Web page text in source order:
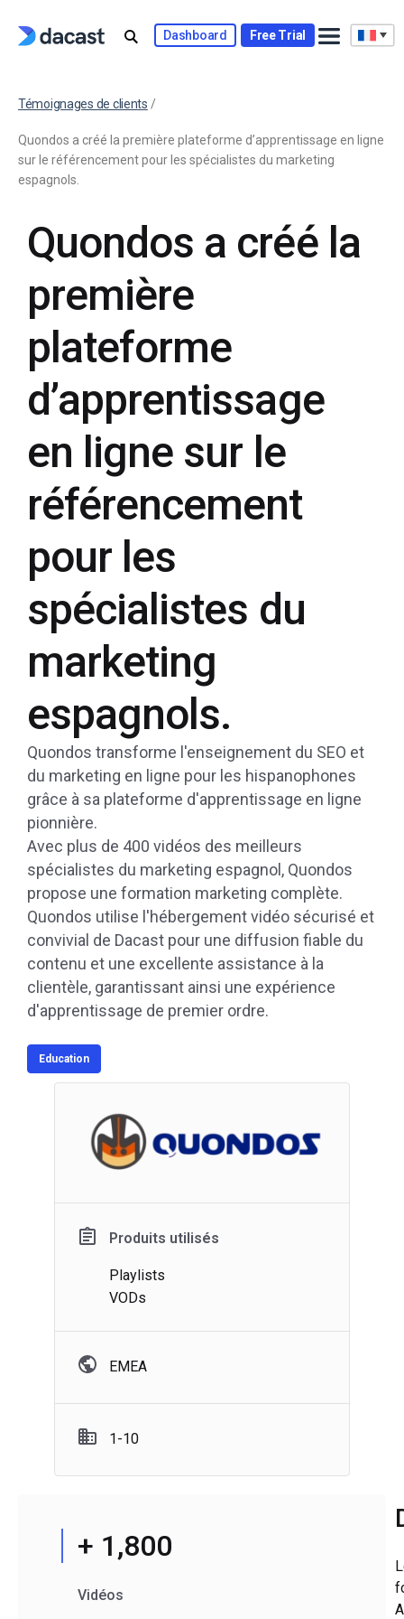
Dashboard Free Trial
Témoignages de clients /
Quondos a créé la première plateforme d’apprentissage en ligne
sur le référencement pour les spécialistes du marketing
espagnols.
Quondos a créé la
première
plateforme
d’apprentissage
en ligne sur le
référencement
pour les
spécialistes du
marketing
espagnols.
Quondos transforme l'enseignement du SEO et
du marketing en ligne pour les hispanophones
grâce à sa plateforme d'apprentissage en ligne
pionnière.
Avec plus de 400 vidéos des meilleurs
spécialistes du marketing espagnol, Quondos
propose une formation marketing complète.
Quondos utilise l'hébergement vidéo sécurisé et
convivial de Dacast pour une diffusion fiable du
contenu et une excellente assistance à la
clientèle, garantissant ainsi une expérience
d'apprentissage de premier ordre.
Education
Produits utilisés
Playlists
VODs
EMEA
1-10
+ 1,800
Vidéos